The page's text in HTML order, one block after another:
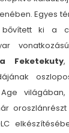
Egyes
ki a
Feketekuty,